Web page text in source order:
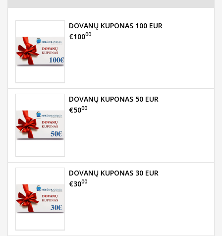
DOVANŲ KUPONAS 100 EUR
€10000
DOVANŲ KUPONAS 50 EUR
€5000
DOVANŲ KUPONAS 30 EUR
€3000